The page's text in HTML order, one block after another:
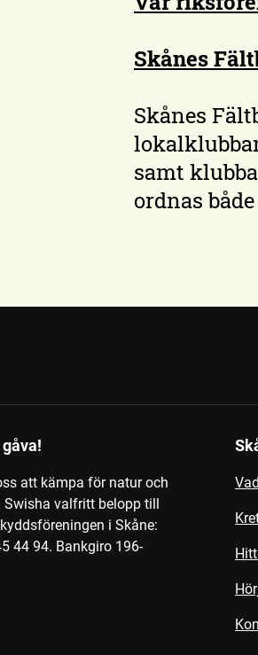
Skånes
Skånes
samt
ordnas
gåva!
att kämpa för natur och
Swisha valfritt belopp till
i Skåne:
44 94. Bankgiro 196-